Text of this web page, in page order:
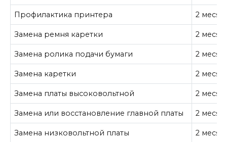
Профилактика принтера 2
Замена ремня каретки 2
Замена ролика подачи бумаги 2
Замена каретки 2
Замена платы высоковольтной 2
Замена или восстановление главной платы 2
Замена низковольтной платы 2